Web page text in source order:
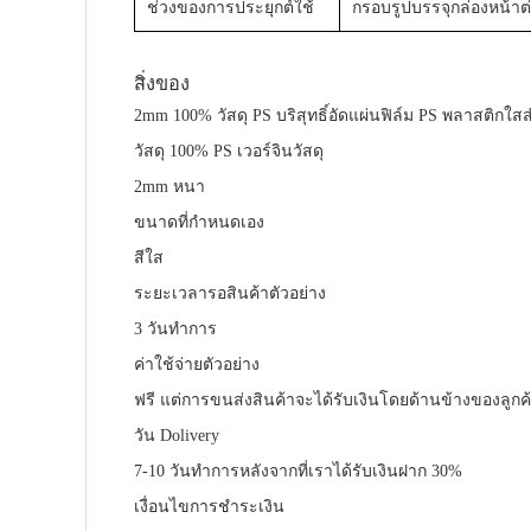
ช่วงของการประยุกต์ใช้ กรอบรูปบรรจุกล่องหน้า
สิ่งของ
2mm 100% วัสดุ PS บริสุทธิ์อัดแผ่นฟิล์ม PS พลาสติกใ
วัสดุ 100% PS เวอร์จินวัสดุ
2mm หนา
ขนาดที่กำหนดเอง
สีใส
ระยะเวลารอสินค้าตัวอย่าง
3 วันทำการ
ค่าใช้จ่ายตัวอย่าง
ฟรี แต่การขนส่งสินค้าจะได้รับเงินโดยด้านข้างของลูก
วัน Dolivery
7-10 วันทำการหลังจากที่เราได้รับเงินฝาก 30%
เงื่อนไขการชำระเงิน